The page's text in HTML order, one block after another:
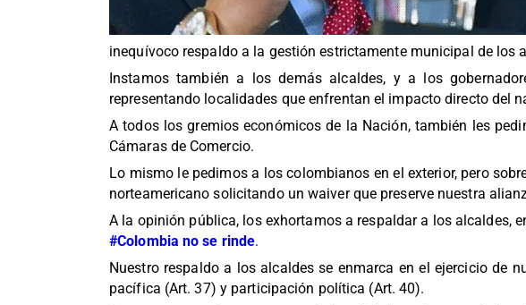
inequívoco respaldo a la gestión estrictamente municipal de los
Instamos también a los demás alcaldes, y a los
representando localidades que enfrentan el impacto directo del
A todos los gremios económicos de la Nación, también les
Cámaras de Comercio.
Lo mismo le pedimos a los colombianos en el exterior, pero
norteamericano solicitando un waiver que preserve nuestra
A la opinión pública, los exhortamos a respaldar a los alcaldes,
#Colombia no se rinde.
Nuestro respaldo a los alcaldes se enmarca en el ejercicio de
pacífica (Art. 37) y participación política (Art. 40).